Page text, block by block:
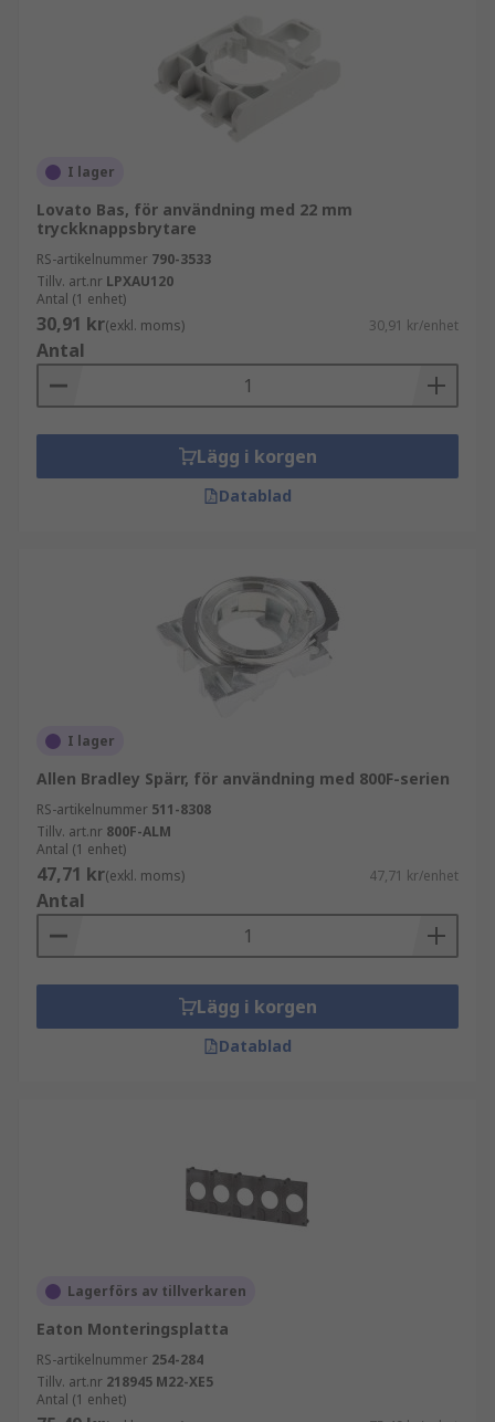
I lager
Lovato Bas, för användning med 22 mm
tryckknappsbrytare
RS-artikelnummer 790-3533
Tillv. art.nr LPXAU120
Antal (1 enhet)
30,91 kr(exkl. moms) 30,91 kr/enhet
Antal
Lägg i korgen
Datablad
I lager
Allen Bradley Spärr, för användning med 800F-serien
RS-artikelnummer 511-8308
Tillv. art.nr 800F-ALM
Antal (1 enhet)
47,71 kr(exkl. moms) 47,71 kr/enhet
Antal
Lägg i korgen
Datablad
Lagerförs av tillverkaren
Eaton Monteringsplatta
RS-artikelnummer 254-284
Tillv. art.nr 218945 M22-XE5
Antal (1 enhet)